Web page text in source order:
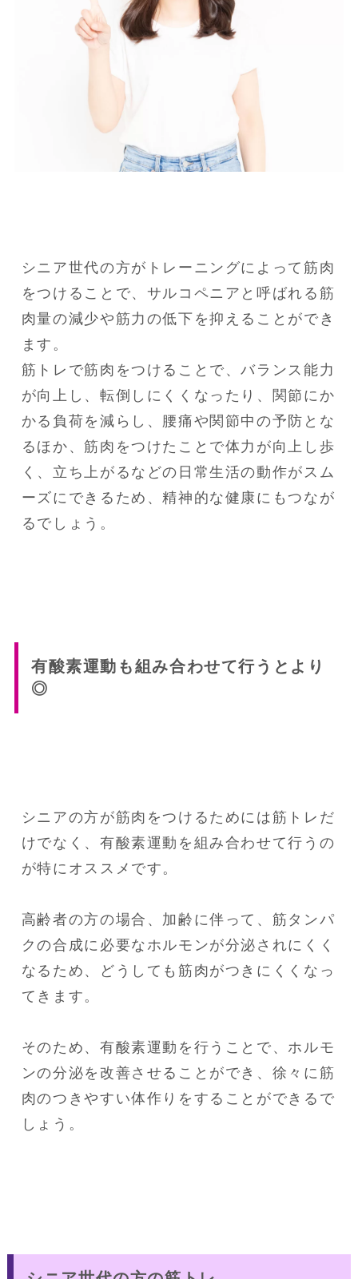
シニア世代の方がトレーニングによって筋肉
をつけることで、サルコペニアと呼ばれる筋
肉量の減少や筋力の低下を抑えることができ
ます。
筋トレで筋肉をつけることで、バランス能力
が向上し、転倒しにくくなったり、関節にか
かる負荷を減らし、腰痛や関節中の予防とな
るほか、筋肉をつけたことで体力が向上し歩
く、立ち上がるなどの日常生活の動作がスム
ーズにできるため、精神的な健康にもつなが
るでしょう。
有酸素運動も組み合わせて行うとより
◎
シニアの方が筋肉をつけるためには筋トレだ
けでなく、有酸素運動を組み合わせて行うの
が特にオススメです。
高齢者の方の場合、加齢に伴って、筋タンパ
クの合成に必要なホルモンが分泌されにくく
なるため、どうしても筋肉がつきにくくなっ
てきます。
そのため、有酸素運動を行うことで、ホルモ
ンの分泌を改善させることができ、徐々に筋
肉のつきやすい体作りをすることができるで
しょう。